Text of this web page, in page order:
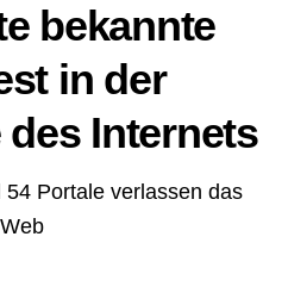
bekannte
in der
Internets
Portale verlassen das
Web